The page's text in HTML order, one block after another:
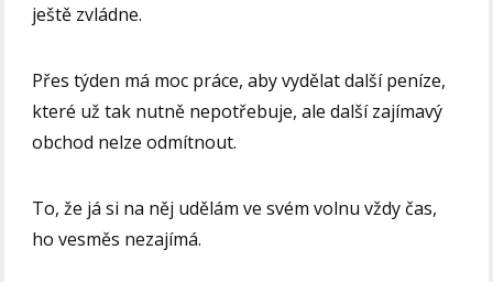
ještě zvládne.
Přes týden má moc práce, aby vydělat další peníze,
které už tak nutně nepotřebuje, ale další zajímavý
obchod nelze odmítnout.
To, že já si na něj udělám ve svém volnu vždy čas,
ho vesměs nezajímá.